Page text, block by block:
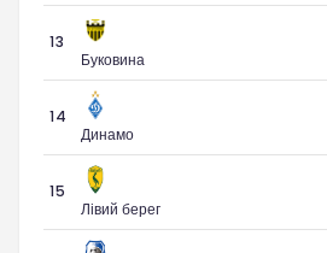
13
Буковина
14
Динамо
15
Лівий берег